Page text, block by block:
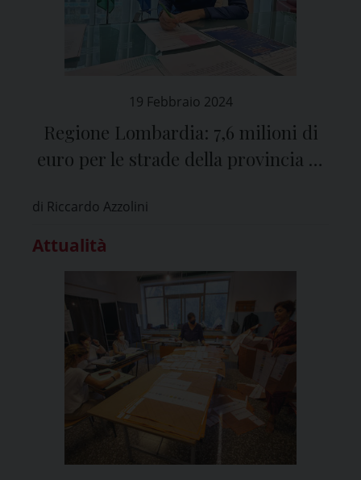
19 Febbraio 2024
Regione Lombardia: 7,6 milioni di
euro per le strade della provincia di
di Riccardo Azzolini
Attualità